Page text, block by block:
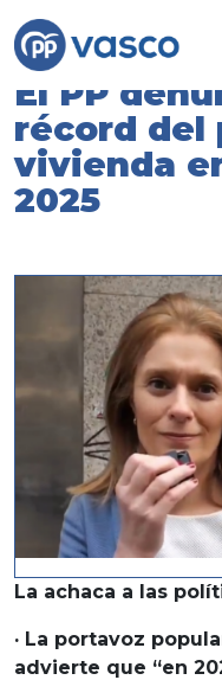
El PP
récord del
vivienda
2025
La achaca a las
· La portavoz
advierte que “en